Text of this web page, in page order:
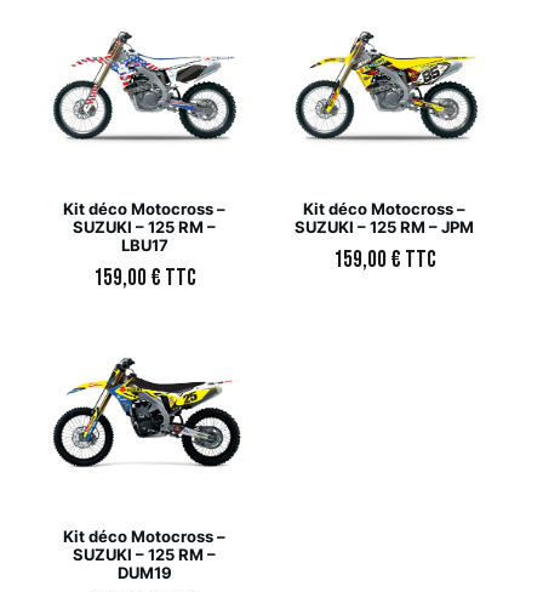
Kit déco Motocross –
SUZUKI – 125 RM –
LBU17
159,00€ TTC
Kit déco Motocross –
SUZUKI – 125 RM – JPM
159,00€ TTC
Kit déco Motocross –
SUZUKI – 125 RM –
DUM19